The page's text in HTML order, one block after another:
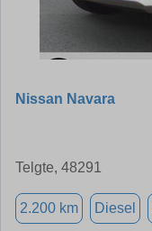
Nissan Navara
Telgte, 48291
2.200 km Diesel